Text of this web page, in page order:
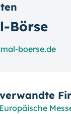
Börse
boerse.de